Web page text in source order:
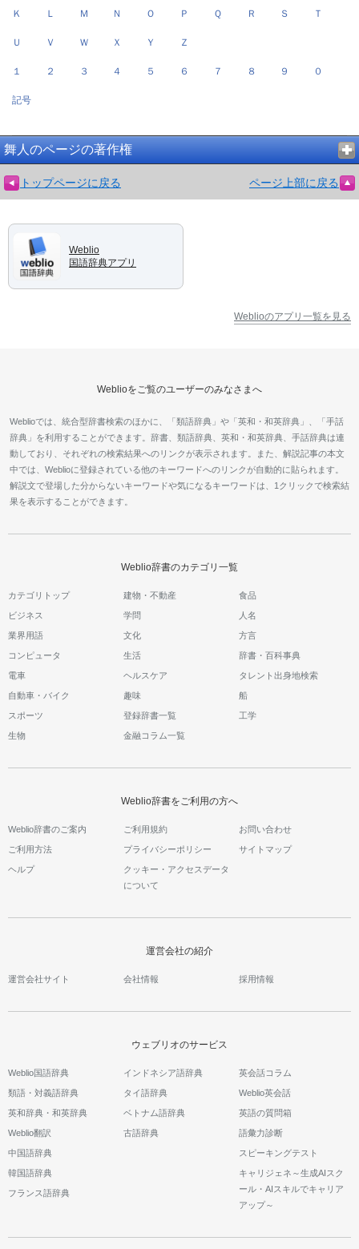
Ｋ Ｌ Ｍ Ｎ Ｏ Ｐ Ｑ Ｒ Ｓ Ｔ
Ｕ Ｖ Ｗ Ｘ Ｙ Ｚ
１ ２ ３ ４ ５ ６ ７ ８ ９ ０
記号
舞人のページの著作権
トップページに戻る ページ上部に戻る
Weblio
国語辞典アプリ
Weblioのアプリ一覧を見る
Weblioをご覧のユーザーのみなさまへ
Weblioでは、統合型辞書検索のほかに、「類語辞典」や「英和・和英辞典」、「手話
辞典」を利用することができます。辞書、類語辞典、英和・和英辞典、手話辞典は連
動しており、それぞれの検索結果へのリンクが表示されます。また、解説記事の本文
中では、Weblioに登録されている他のキーワードへのリンクが自動的に貼られます。
解説文で登場した分からないキーワードや気になるキーワードは、1クリックで検索結
果を表示することができます。
Weblio辞書のカテゴリ一覧
カテゴリトップ 建物・不動産 食品
ビジネス 学問 人名
業界用語 文化 方言
コンピュータ 生活 辞書・百科事典
電車 ヘルスケア タレント出身地検索
自動車・バイク 趣味 船
スポーツ 登録辞書一覧 工学
生物 金融コラム一覧
Weblio辞書をご利用の方へ
Weblio辞書のご案内 ご利用規約 お問い合わせ
ご利用方法 プライバシーポリシー サイトマップ
ヘルプ
クッキー・アクセスデータ
について
運営会社の紹介
運営会社サイト 会社情報 採用情報
ウェブリオのサービス
Weblio国語辞典
類語・対義語辞典
英和辞典・和英辞典
Weblio翻訳
中国語辞典
韓国語辞典
フランス語辞典
インドネシア語辞典
タイ語辞典
ベトナム語辞典
古語辞典
英会話コラム
Weblio英会話
英語の質問箱
語彙力診断
スピーキングテスト
キャリジェネ～生成AIスク
ール・AIスキルでキャリア
アップ～